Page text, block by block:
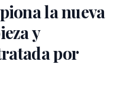
la nueva
y
por